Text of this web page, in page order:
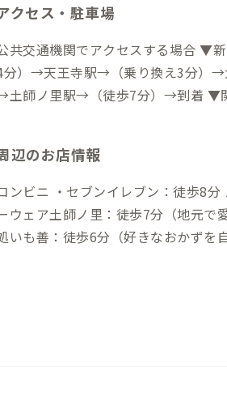
クセス・駐車場
共交通機関でアクセスする場合
分）→天王寺駅→（乗り換え3分）→
土師ノ里駅→（徒歩7分）→到着 ▼
（一般道10分）→阪神高速12号
動車道藤井寺IC→（一般道5分）
（一般道4分）→阪神高速4号線→（
一般道5分）→到着
辺のお店情報
ンビニ ・セブンイレブン：徒歩8分 スーパー ・万代：徒歩6分 飲食店 ・ノ
ウェア土師ノ里：徒歩7分（地元で
いも善：徒歩6分（好きなおかずを自